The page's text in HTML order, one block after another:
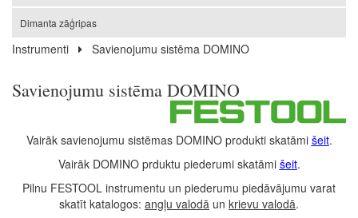
Dimanta zāģripas
Instrumenti Savienojumu sistēma DOMINO
Savienojumu sistēma DOMINO
Vairāk savienojumu sistēmas DOMINO produkti skatāmi šeit.
Vairāk DOMINO prduktu piederumi skatāmi šeit.
Pilnu FESTOOL instrumentu un piederumu piedāvājumu varat
skatīt katalogos: angļu valodā un krievu valodā.